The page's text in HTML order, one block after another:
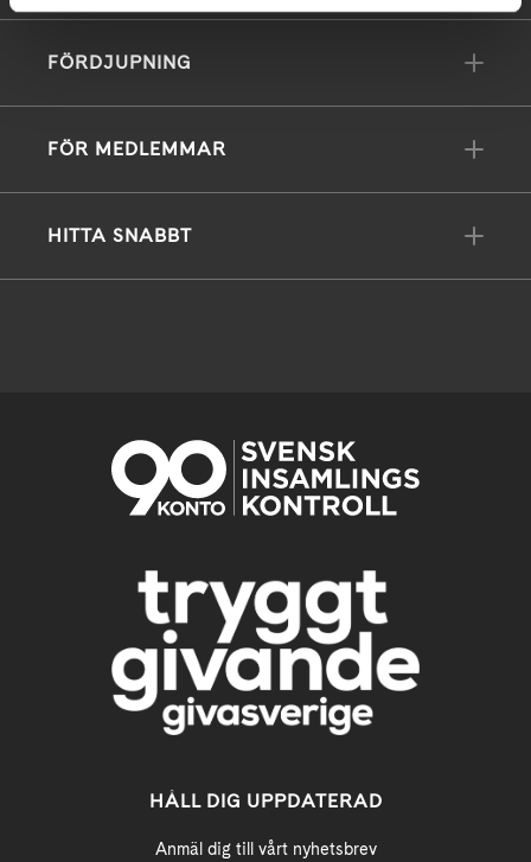
FÖRDJUPNING
FÖR MEDLEMMAR
HITTA SNABBT
HÅLL DIG UPPDATERAD
Anmäl dig till vårt nyhetsbrev